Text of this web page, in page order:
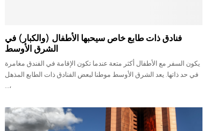
فنادق ذات طابع خاص سيحبها الأطفال (والكبار) في
الشرق الأوسط
يكون السفر مع الأطفال أكثر متعة عندما تكون الإقامة في الفندق مغامرة
في حد ذاتها. يعد الشرق الأوسط موطنا لبعض الفنادق ذات الطابع المذهل
،...